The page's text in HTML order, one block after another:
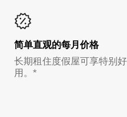
简单直观的每月价格
长期租住度假屋可享特别
用。*